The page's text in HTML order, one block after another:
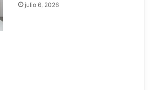
julio 6, 2026